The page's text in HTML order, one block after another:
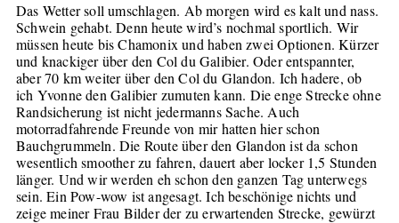
Das Wetter soll umschlagen. Ab morgen wird es kalt und nass.
Schwein gehabt. Denn heute wird’s nochmal sportlich. Wir
müssen heute bis Chamonix und haben zwei Optionen. Kürzer
und knackiger über den Col du Galibier. Oder entspannter,
aber 70 km weiter über den Col du Glandon. Ich hadere, ob
ich Yvonne den Galibier zumuten kann. Die enge Strecke ohne
Randsicherung ist nicht jedermanns Sache. Auch
motorradfahrende Freunde von mir hatten hier schon
Bauchgrummeln. Die Route über den Glandon ist da schon
wesentlich smoother zu fahren, dauert aber locker 1,5 Stunden
länger. Und wir werden eh schon den ganzen Tag unterwegs
sein. Ein Pow-wow ist angesagt. Ich beschönige nichts und
zeige meiner Frau Bilder der zu erwartenden Strecke, gewürzt